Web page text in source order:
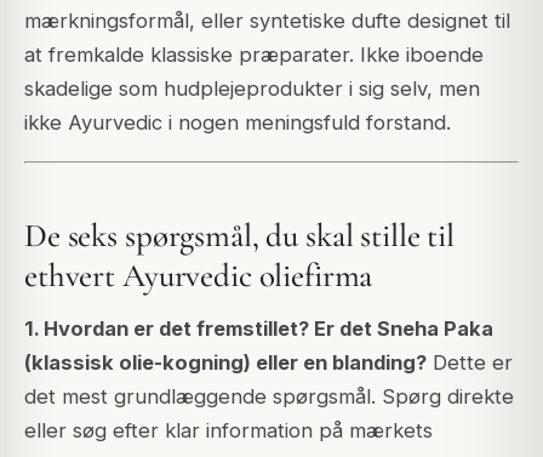
mærkningsformål, eller syntetiske dufte designet til
at fremkalde klassiske præparater. Ikke iboende
skadelige som hudplejeprodukter i sig selv, men
ikke Ayurvedic i nogen meningsfuld forstand.
De seks spørgsmål, du skal stille til
ethvert Ayurvedic oliefirma
1. Hvordan er det fremstillet? Er det Sneha Paka
(klassisk olie-kogning) eller en blanding? Dette er
det mest grundlæggende spørgsmål. Spørg direkte
eller søg efter klar information på mærkets